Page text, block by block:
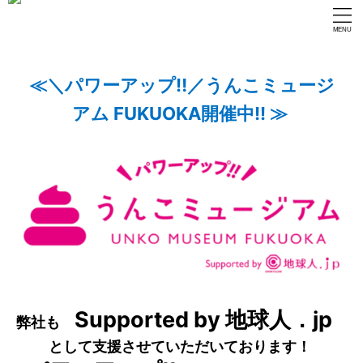
≪＼パワーアップ‼／うんこミュージ
アム FUKUOKA開催中!! ≫
弊社も Supported by 地球人．jp
として支援させていただいております！